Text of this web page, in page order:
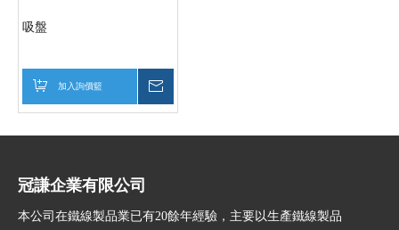
吸盤
加入詢價籃
冠謙企業有限公司
本公司在鐵線製品業已有20餘年經驗，主要以生產鐵線製品